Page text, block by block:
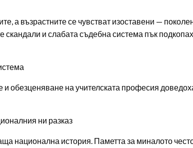
а възрастните се чувстват изоставени —
скандали и слабата съдебна система пък
обезценяване на учителската професия
ни разказ
национална история. Паметта за миналото